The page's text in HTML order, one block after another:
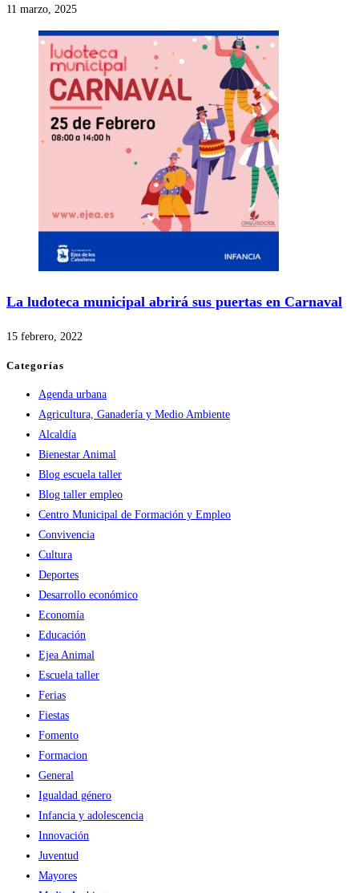
11 marzo, 2025
La ludoteca municipal abrirá sus puertas en Carnaval
15 febrero, 2022
Categorías
Agenda urbana
Agricultura, Ganadería y Medio Ambiente
Alcaldía
Bienestar Animal
Blog escuela taller
Blog taller empleo
Centro Municipal de Formación y Empleo
Convivencia
Cultura
Deportes
Desarrollo económico
Economía
Educación
Ejea Animal
Escuela taller
Ferias
Fiestas
Fomento
Formacion
General
Igualdad género
Infancia y adolescencia
Innovación
Juventud
Mayores